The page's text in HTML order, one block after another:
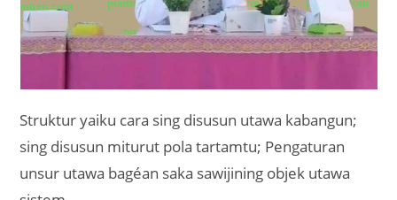
Struktur yaiku cara sing disusun utawa kabangun;
sing disusun miturut pola tartamtu; Pengaturan
unsur utawa bagéan saka sawijining objek utawa